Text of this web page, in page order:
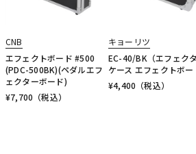
CNB
エフェクトボード #500
(PDC-500BK)(ペダルエフ
ェクターボード)
¥7,700 （税込）
キョーリツ
EC-40/BK（エフェク
ケース エフェクトボー
¥4,400 （税込）